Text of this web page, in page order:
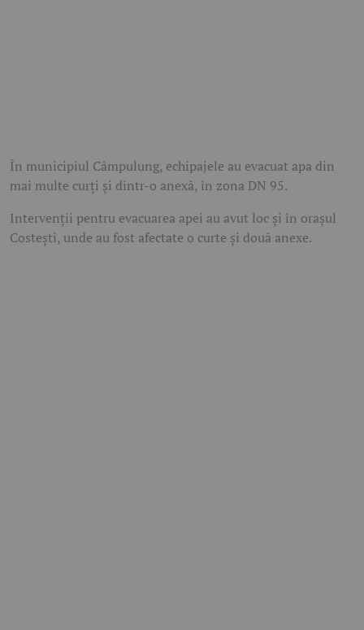
În municipiul Câmpulung, echipajele au evacuat apa din
mai multe curți și dintr-o anexă, în zona DN 95.
Intervenții pentru evacuarea apei au avut loc și în orașul
Costești, unde au fost afectate o curte și două anexe.